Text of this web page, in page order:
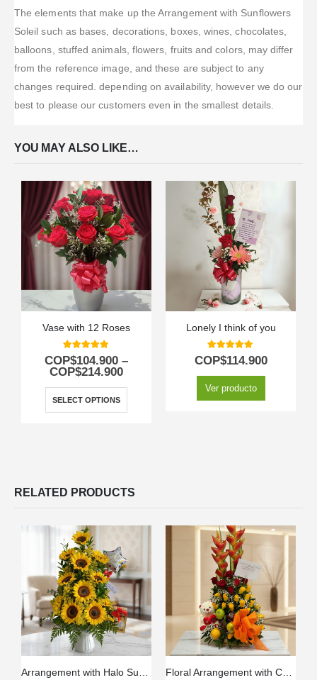
The elements that make up the Arrangement with Sunflowers
Soleil such as bases, decorations, boxes, wines, chocolates,
balloons, stuffed animals, flowers, fruits and colors, may differ
from the reference image, and these are subject to any
changes required. depending on availability, however we do our
best to please our customers even in the smallest details.
YOU MAY ALSO LIKE…
Vase with 12 Roses
5.00out of 5
COP$104.900 –
COP$214.900
SELECT OPTIONS
Lonely I think of you
5.00out of 5
COP$114.900
Ver producto
RELATED PRODUCTS